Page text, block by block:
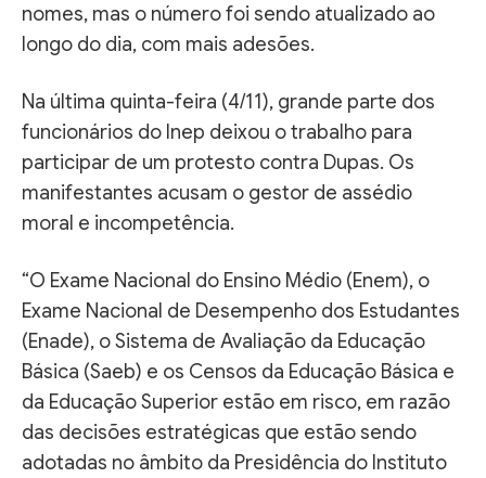
nomes, mas o número foi sendo atualizado ao
longo do dia, com mais adesões.
Na última quinta-feira (4/11), grande parte dos
funcionários do Inep deixou o trabalho para
participar de um protesto contra Dupas. Os
manifestantes acusam o gestor de assédio
moral e incompetência.
“O Exame Nacional do Ensino Médio (Enem), o
Exame Nacional de Desempenho dos Estudantes
(Enade), o Sistema de Avaliação da Educação
Básica (Saeb) e os Censos da Educação Básica e
da Educação Superior estão em risco, em razão
das decisões estratégicas que estão sendo
adotadas no âmbito da Presidência do Instituto